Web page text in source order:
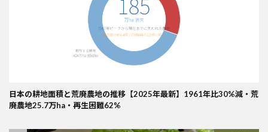
日本の耕地面積と荒廃農地の推移【2025年最新】1961年比30%減・荒
廃農地25.7万ha・再生困難62%